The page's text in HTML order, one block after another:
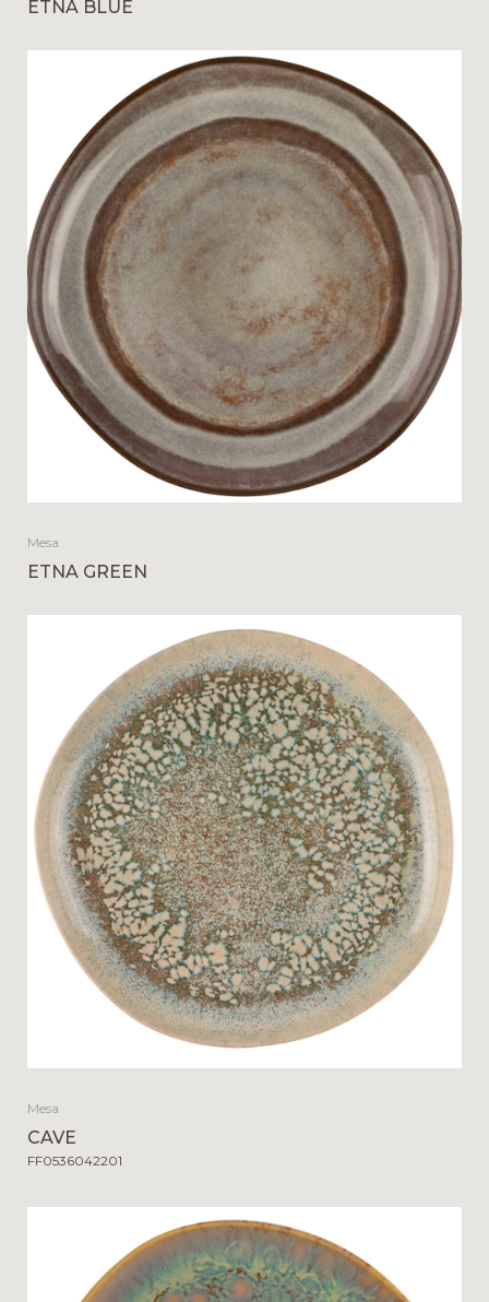
ETNA BLUE
Mesa
ETNA GREEN
Mesa
CAVE
FF0536042201